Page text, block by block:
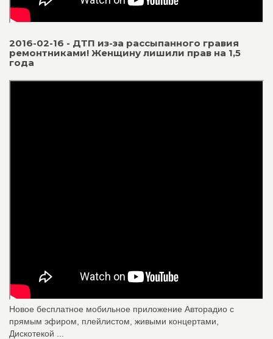
2016-02-16 - ДТП из-за рассыпанного гравия
ремонтниками! Женщину лишили прав на 1,5
года
Новое бесплатное мобильное приложение Авторадио с
прямым эфиром, плейлистом, живыми концертами,
Дискотекой ...